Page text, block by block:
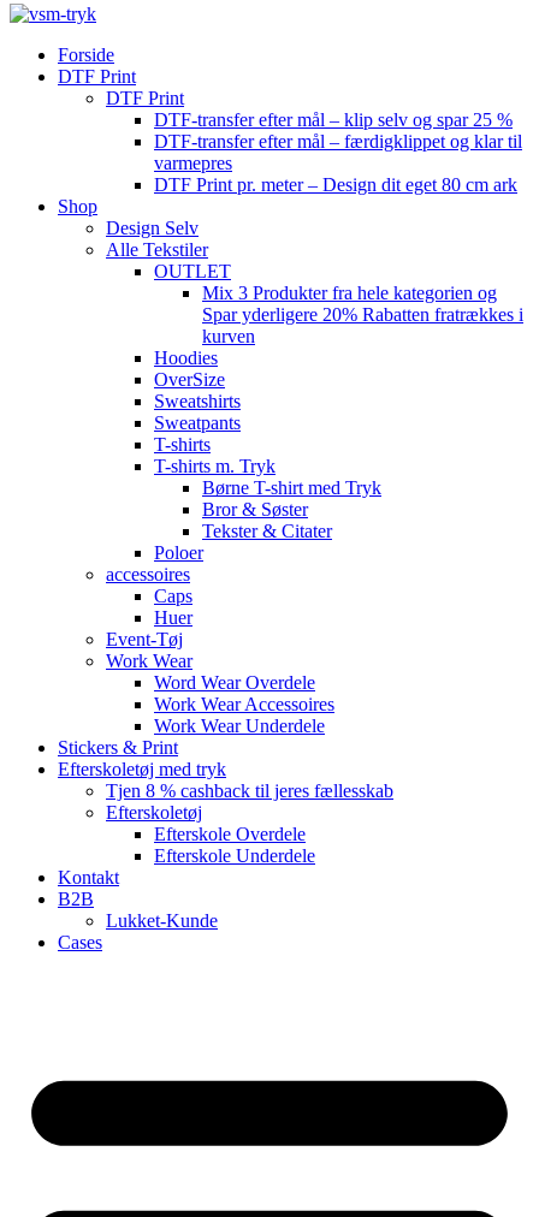
Forside
DTF Print
DTF Print
DTF-transfer efter mål – klip selv og spar 25 %
DTF-transfer efter mål – færdigklippet og klar til
varmepres
DTF Print pr. meter – Design dit eget 80 cm ark
Shop
Design Selv
Alle Tekstiler
OUTLET
Mix 3 Produkter fra hele kategorien og
Spar yderligere 20% Rabatten fratrækkes i
kurven
Hoodies
OverSize
Sweatshirts
Sweatpants
T-shirts
T-shirts m. Tryk
Børne T-shirt med Tryk
Bror & Søster
Tekster & Citater
Poloer
accessoires
Caps
Huer
Event-Tøj
Work Wear
Word Wear Overdele
Work Wear Accessoires
Work Wear Underdele
Stickers & Print
Efterskoletøj med tryk
Tjen 8 % cashback til jeres fællesskab
Efterskoletøj
Efterskole Overdele
Efterskole Underdele
Kontakt
B2B
Lukket-Kunde
Cases